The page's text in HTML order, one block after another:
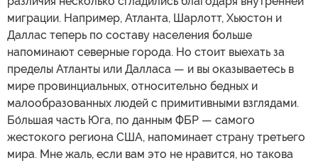
миграции. Например, Атланта, Шарлотт, Хьюстон и
Даллас теперь по составу населения больше
напоминают северные города. Но стоит выехать за
пределы Атланты или Далласа — и вы оказываетесь в
мире провинциальных, относительно бедных и
малообразованных людей с примитивными взглядами.
Бо́льшая часть Юга, по данным ФБР — самого
жестокого региона США, напоминает страну третьего
мира. Мне жаль, если вам это не нравится, но такова